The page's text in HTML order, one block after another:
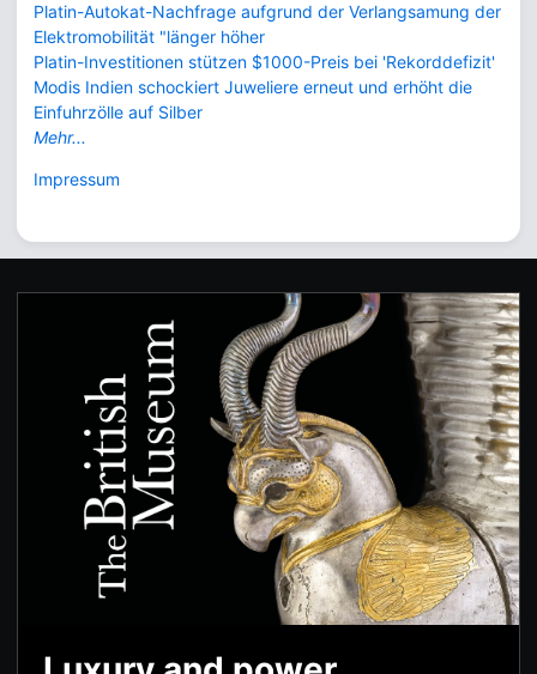
Platin-Autokat-Nachfrage aufgrund der Verlangsamung der
Elektromobilität "länger höher
Platin-Investitionen stützen $1000-Preis bei 'Rekorddefizit'
Modis Indien schockiert Juweliere erneut und erhöht die
Einfuhrzölle auf Silber
Mehr...
Impressum